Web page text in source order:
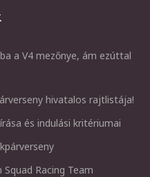
a V4 mezőnye, ám ezúttal
hivatalos rajtlistája!
és indulási kritériumai
Racing Team